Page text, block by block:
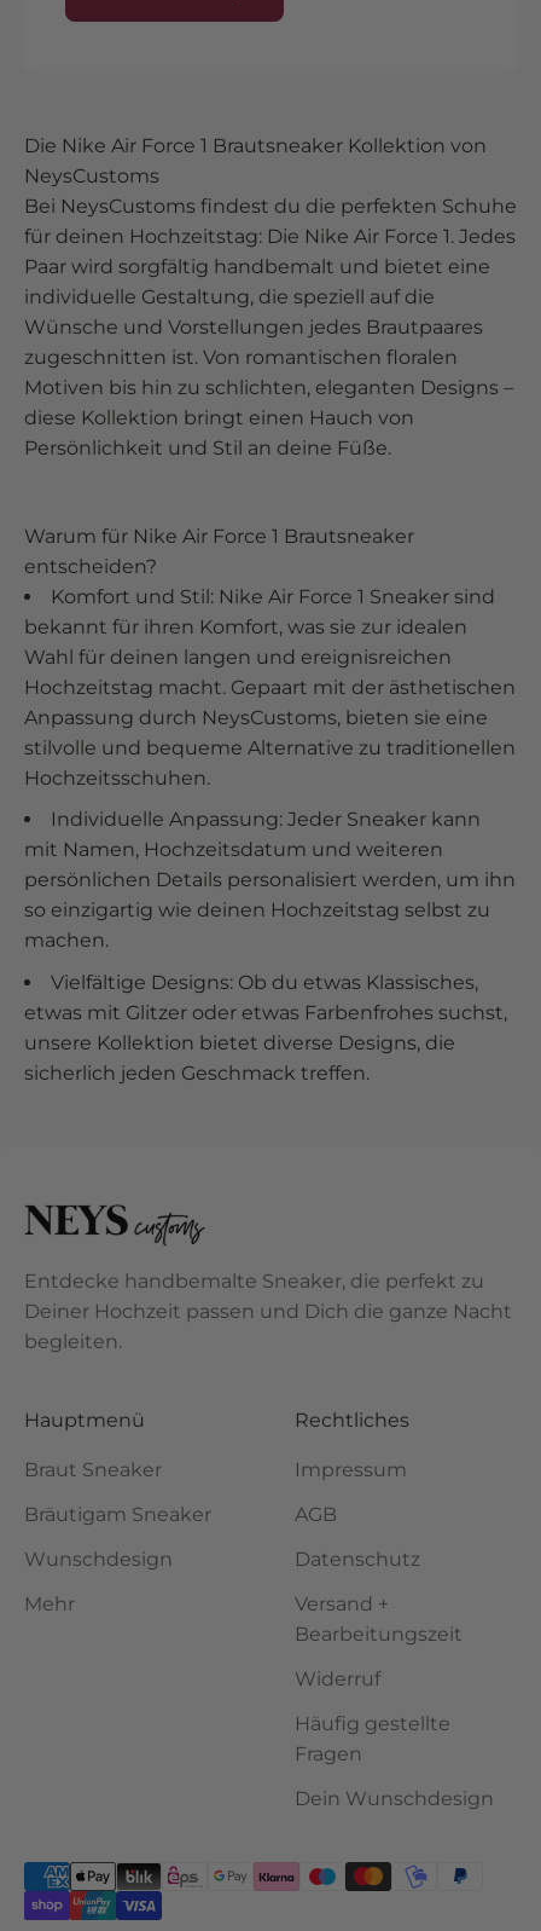
Die Nike Air Force 1 Brautsneaker Kollektion von
NeysCustoms
Bei NeysCustoms findest du die perfekten Schuhe
für deinen Hochzeitstag: Die Nike Air Force 1. Jedes
Paar wird sorgfältig handbemalt und bietet eine
individuelle Gestaltung, die speziell auf die
Wünsche und Vorstellungen jedes Brautpaares
zugeschnitten ist. Von romantischen floralen
Motiven bis hin zu schlichten, eleganten Designs –
diese Kollektion bringt einen Hauch von
Persönlichkeit und Stil an deine Füße.
Warum für Nike Air Force 1 Brautsneaker
entscheiden?
Komfort und Stil: Nike Air Force 1 Sneaker sind
bekannt für ihren Komfort, was sie zur idealen
Wahl für deinen langen und ereignisreichen
Hochzeitstag macht. Gepaart mit der ästhetischen
Anpassung durch NeysCustoms, bieten sie eine
stilvolle und bequeme Alternative zu traditionellen
Hochzeitsschuhen.
Individuelle Anpassung: Jeder Sneaker kann
mit Namen, Hochzeitsdatum und weiteren
persönlichen Details personalisiert werden, um ihn
so einzigartig wie deinen Hochzeitstag selbst zu
machen.
Vielfältige Designs: Ob du etwas Klassisches,
etwas mit Glitzer oder etwas Farbenfrohes suchst,
unsere Kollektion bietet diverse Designs, die
sicherlich jeden Geschmack treffen.
Entdecke handbemalte Sneaker, die perfekt zu
Deiner Hochzeit passen und Dich die ganze Nacht
begleiten.
Hauptmenü
Braut Sneaker
Bräutigam Sneaker
Wunschdesign
Mehr
Rechtliches
Impressum
AGB
Datenschutz
Versand +
Bearbeitungszeit
Widerruf
Häufig gestellte
Fragen
Dein Wunschdesign